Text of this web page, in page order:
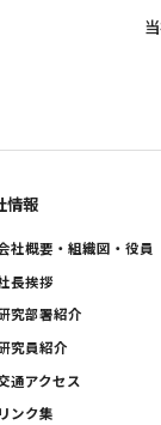
情報
社概要・組織図・役員
長挨拶
究部署紹介
究員紹介
通アクセス
リンク集